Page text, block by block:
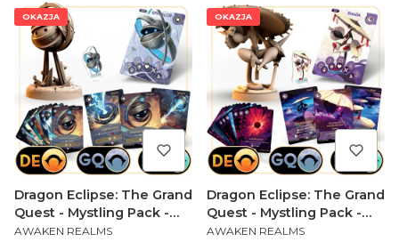
OKAZJA
Dragon Eclipse: The Grand
Quest - Mystling Pack -
Spinglor
PRODUCENT
AWAKEN REALMS
OKAZJA
Dragon Eclipse: The Grand
Quest - Mystling Pack -
Shada (Sundrop Edition)
PRODUCENT
AWAKEN REALMS